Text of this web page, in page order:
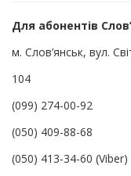
Для абонентів
м. Слов’янськ, вул.
104
(099) 274-00-92
(050) 409-88-68
(050) 413-34-60 (Viber)